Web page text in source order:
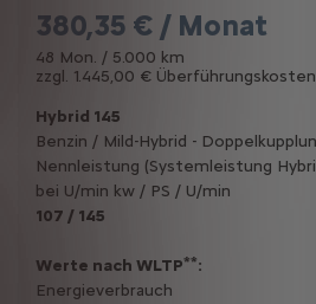
380,35 € / Monat
48 Mon. / 5.000 km
zzgl. 1.445,00 € Überführungskosten
Hybrid 145
Benzin / Mild-Hybrid -
Nennleistung (Systemleistung
bei U/min kw / PS / U/min
107 / 145
Werte nach WLTP**:
Energieverbrauch